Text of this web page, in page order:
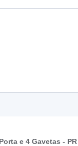
e 4 Gavetas -